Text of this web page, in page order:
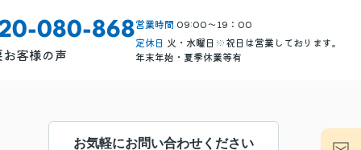
080-868
お客様の声
営業時間 09:00～19：00
定休日 火・水曜日※祝日は営業しております。
年末年始・夏季休業等有
お気軽にお問い合わせください